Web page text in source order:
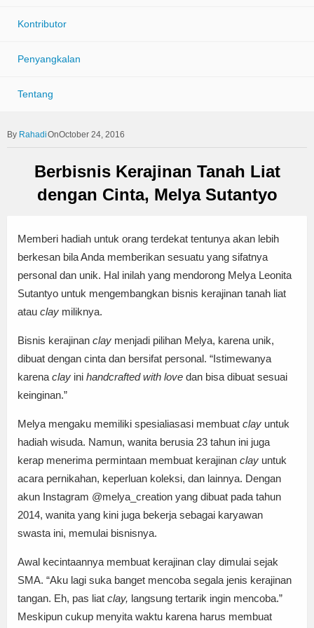
Kontributor
Penyangkalan
Tentang
RahadiOnOctober 24, 2016
Berbisnis Kerajinan Tanah Liat
dengan Cinta, Melya Sutantyo
Memberi hadiah untuk orang terdekat tentunya akan lebih
berkesan bila Anda memberikan sesuatu yang sifatnya
personal dan unik. Hal inilah yang mendorong Melya Leonita
Sutantyo untuk mengembangkan bisnis kerajinan tanah liat
atau clay miliknya.
Bisnis kerajinan clay menjadi pilihan Melya, karena unik,
dibuat dengan cinta dan bersifat personal. “Istimewanya
karena clay ini handcrafted with love dan bisa dibuat sesuai
keinginan.”
Melya mengaku memiliki spesialiasasi membuat clay untuk
hadiah wisuda. Namun, wanita berusia 23 tahun ini juga
kerap menerima permintaan membuat kerajinan clay untuk
acara pernikahan, keperluan koleksi, dan lainnya. Dengan
akun Instagram @melya_creation yang dibuat pada tahun
2014, wanita yang kini juga bekerja sebagai karyawan
swasta ini, memulai bisnisnya.
Awal kecintaannya membuat kerajinan clay dimulai sejak
SMA. “Aku lagi suka banget mencoba segala jenis kerajinan
tangan. Eh, pas liat clay, langsung tertarik ingin mencoba.”
Meskipun cukup menyita waktu karena harus membuat